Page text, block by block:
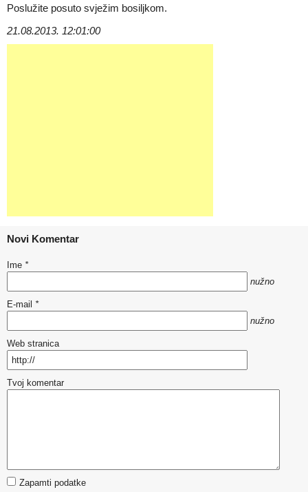
Poslužite posuto svježim bosiljkom.
21.08.2013. 12:01:00
Novi Komentar
Ime *
nužno
E-mail *
nužno
Web stranica
Tvoj komentar
Zapamti podatke